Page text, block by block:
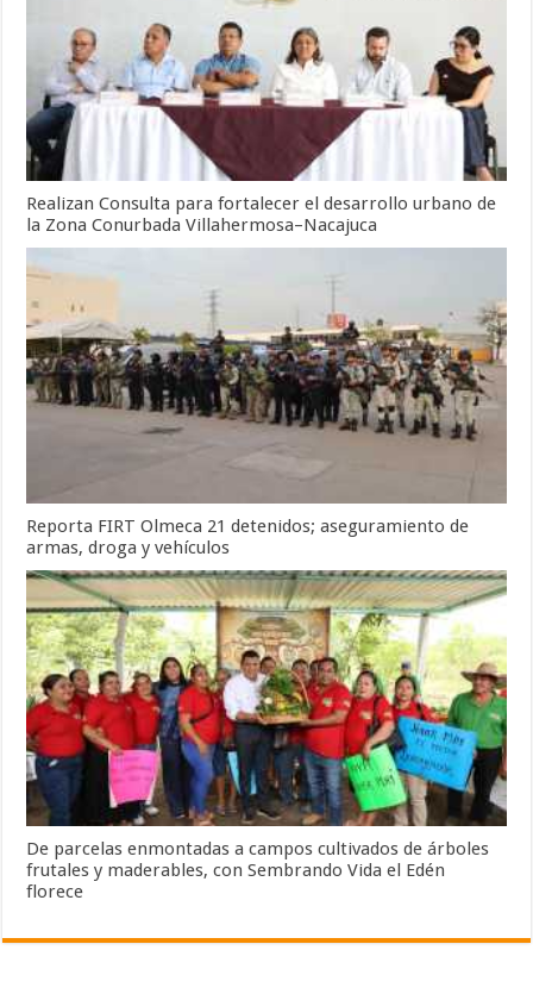
Realizan Consulta para fortalecer el desarrollo urbano de
la Zona Conurbada Villahermosa–Nacajuca
Reporta FIRT Olmeca 21 detenidos; aseguramiento de
armas, droga y vehículos
De parcelas enmontadas a campos cultivados de árboles
frutales y maderables, con Sembrando Vida el Edén
florece